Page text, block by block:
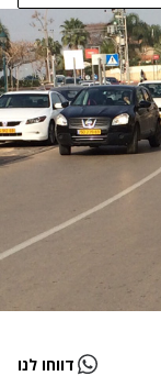
דווחו לנו